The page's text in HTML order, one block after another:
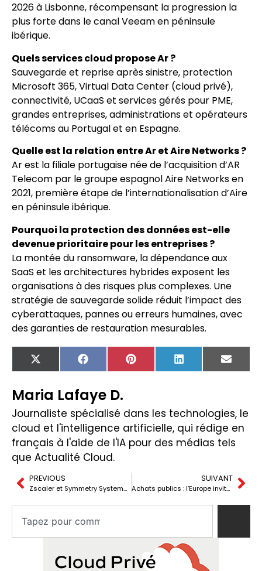
2026 à Lisbonne, récompensant la progression la
plus forte dans le canal Veeam en péninsule
ibérique.
Quels services cloud propose Ar ?
Sauvegarde et reprise après sinistre, protection
Microsoft 365, Virtual Data Center (cloud privé),
connectivité, UCaaS et services gérés pour PME,
grandes entreprises, administrations et opérateurs
télécoms au Portugal et en Espagne.
Quelle est la relation entre Ar et Aire Networks ?
Ar est la filiale portugaise née de l’acquisition d’AR
Telecom par le groupe espagnol Aire Networks en
2021, première étape de l’internationalisation d’Aire
en péninsule ibérique.
Pourquoi la protection des données est-elle
devenue prioritaire pour les entreprises ?
La montée du ransomware, la dépendance aux
SaaS et les architectures hybrides exposent les
organisations à des risques plus complexes. Une
stratégie de sauvegarde solide réduit l’impact des
cyberattaques, pannes ou erreurs humaines, avec
des garanties de restauration mesurables.
X
(Twitter)
FacebookPinterest LinkedIn Email
Maria Lafaye D.
Journaliste spécialisé dans les technologies, le
cloud et l'intelligence artificielle, qui rédige en
français à l'aide de l'IA pour des médias tels
que Actualité Cloud.
PREVIOUS
Zscaler et Symmetry Systems : Zero Trust pour les agents IA
SUIVANT
Achats publics : l’Europe invitée à prioriser l’open source